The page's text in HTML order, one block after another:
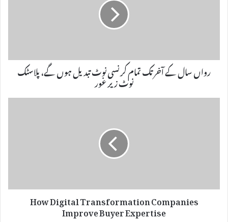
رواں سال کے آخر تک تمام کرنسی نوٹ تبدیل ہوں گے، پلاسٹک
نوٹ زیر غور
How Digital Transformation Companies
Improve Buyer Expertise